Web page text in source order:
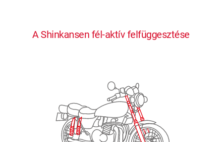
A Shinkansen fél-aktív felfüggesztése
0
3
0
2
3
0
2
3
0
2
3
0
3